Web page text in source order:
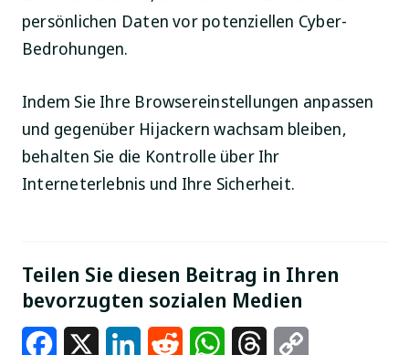
persönlichen Daten vor potenziellen Cyber-
Bedrohungen.
Indem Sie Ihre Browsereinstellungen anpassen
und gegenüber Hijackern wachsam bleiben,
behalten Sie die Kontrolle über Ihr
Interneterlebnis und Ihre Sicherheit.
Teilen Sie diesen Beitrag in Ihren
bevorzugten sozialen Medien
Facebook LinkedInReddit WhatsAppThreads